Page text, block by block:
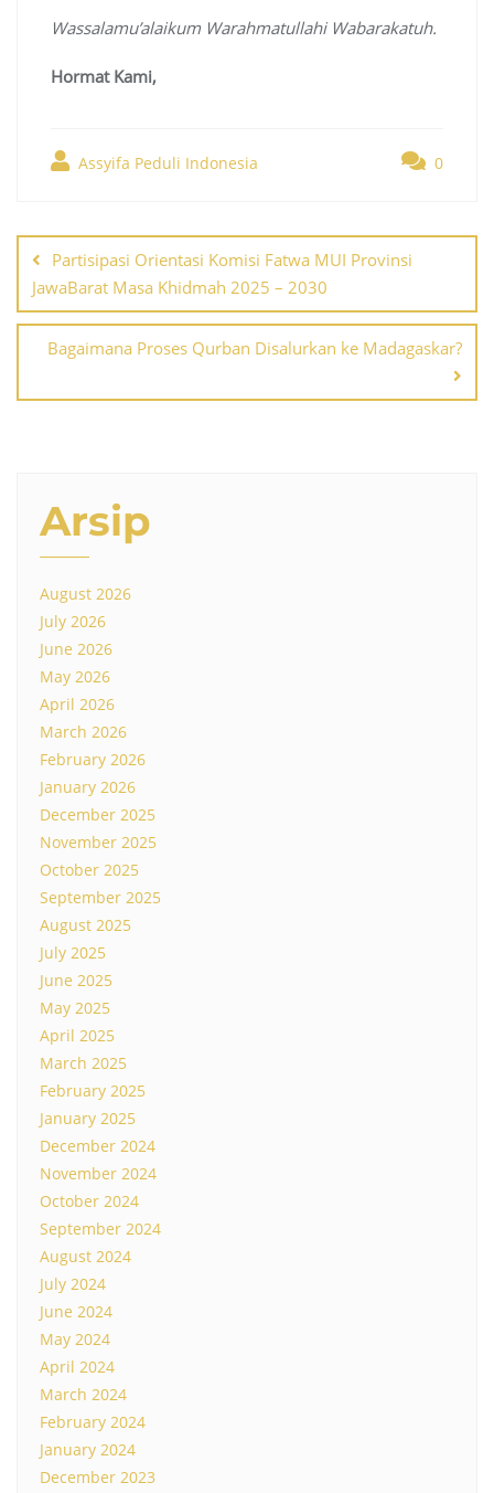
Wassalamu’alaikum Warahmatullahi Wabarakatuh.
Hormat Kami,
Assyifa Peduli Indonesia 0
navigation
Partisipasi Orientasi Komisi Fatwa MUI Provinsi
JawaBarat Masa Khidmah 2025 – 2030
Bagaimana Proses Qurban Disalurkan ke Madagaskar?
Arsip
August 2026
July 2026
June 2026
May 2026
April 2026
March 2026
February 2026
January 2026
December 2025
November 2025
October 2025
September 2025
August 2025
July 2025
June 2025
May 2025
April 2025
March 2025
February 2025
January 2025
December 2024
November 2024
October 2024
September 2024
August 2024
July 2024
June 2024
May 2024
April 2024
March 2024
February 2024
January 2024
December 2023